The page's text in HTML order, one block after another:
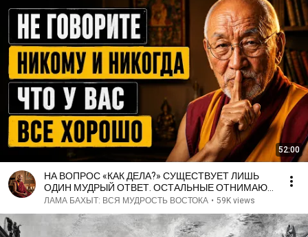
52:00
НА ВОПРОС «КАК ДЕЛА?» СУЩЕСТВУЕТ ЛИШЬ
ОДИН МУДРЫЙ ОТВЕТ. ОСТАЛЬНЫЕ ОТНИМАЮТ
У ВАС ЖИЗНЕННЫЕ СИЛЫ.
ЛАМА БАХЫТ: ВСЯ МУДРОСТЬ ВОСТОКА • 59K views